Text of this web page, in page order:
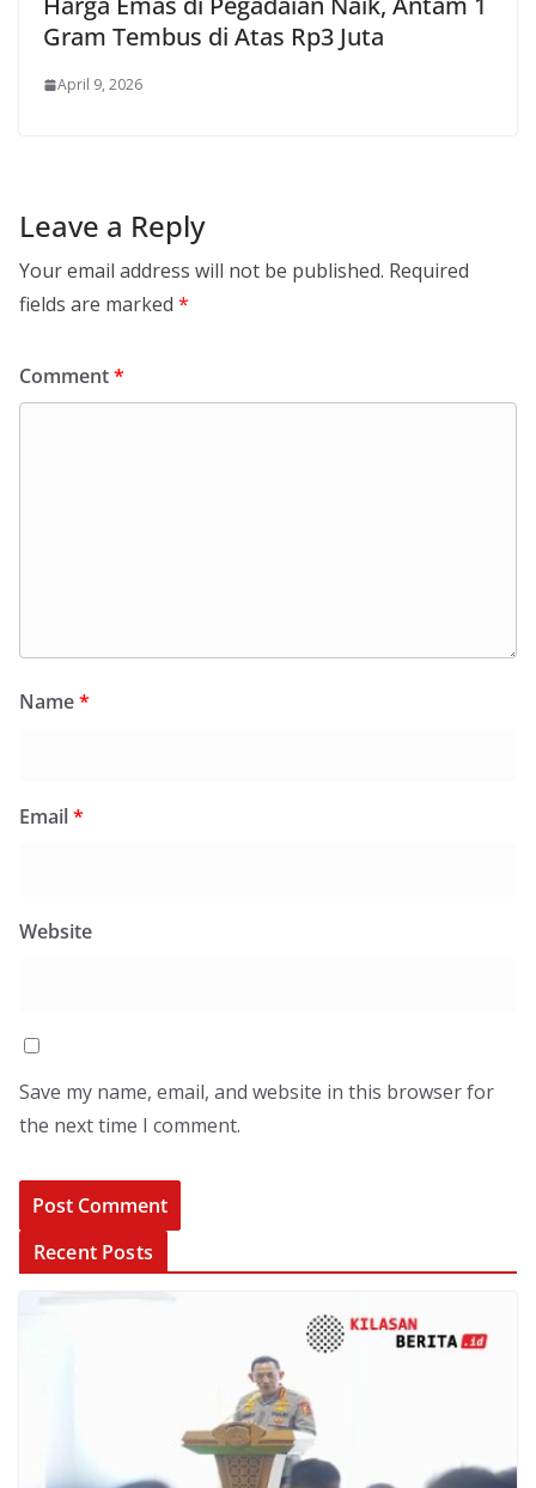
Gram Tembus di Atas Rp3 Juta
April 9, 2026
Leave a Reply
Your email address will not be published. Required
fields are marked *
Comment*
Name*
Email*
Website
Save my name, email, and website in this browser for
the next time I comment.
Recent Posts